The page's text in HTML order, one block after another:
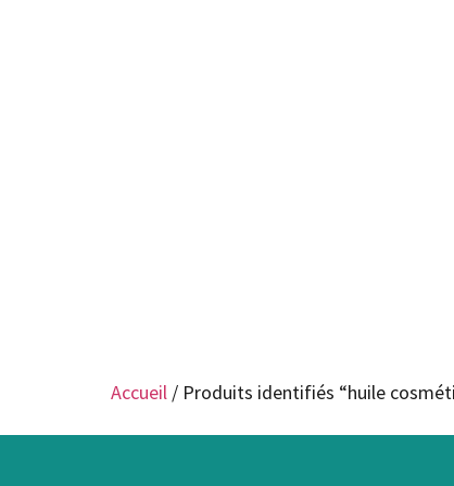
Accueil / Produits identifiés “huile